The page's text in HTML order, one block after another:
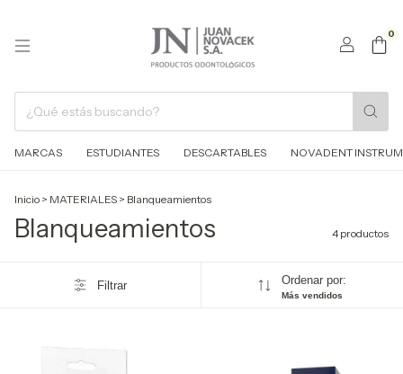
0
MARCAS ESTUDIANTES DESCARTABLES NOVADENT
Inicio > MATERIALES > Blanqueamientos
Blanqueamientos 4 productos
Filtrar Ordenar por:
Más vendidos